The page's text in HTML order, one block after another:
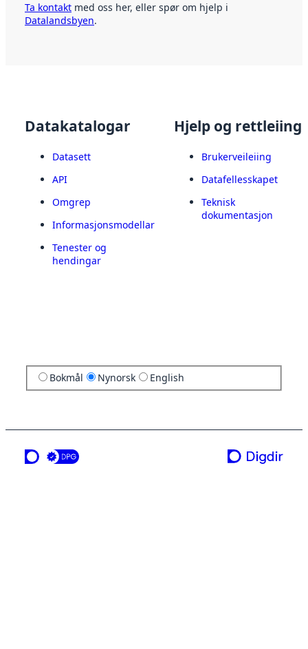
Ta kontakt med oss her, eller spør om hjelp i
Datalandsbyen.
Datakatalogar
Datasett
API
Omgrep
Informasjonsmodellar
Tenester og
hendingar
Hjelp og rettleiing
Brukerveileiing
Datafellesskapet
Teknisk
dokumentasjon
Bokmål Nynorsk English